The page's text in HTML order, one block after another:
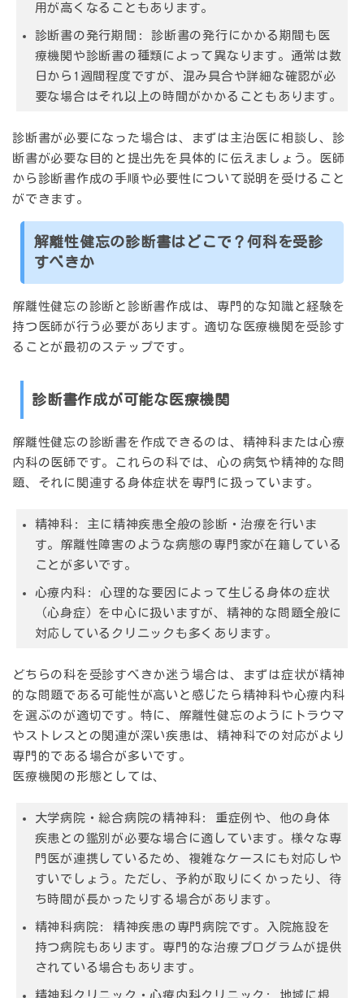
用が高くなることもあります。
診断書の発行期間:
診断書の発行にかかる期間も医
療機関や診断書の種類によって異なります。通常は数
日から1週間程度ですが、混み具合や詳細な確認が必
要な場合はそれ以上の時間がかかることもあります。
診断書が必要になった場合は、まずは主治医に相談し、診
断書が必要な目的と提出先を具体的に伝えましょう。医師
から診断書作成の手順や必要性について説明を受けること
ができます。
解離性健忘の診断書はどこで？何科を受診
すべきか
解離性健忘の診断と診断書作成は、専門的な知識と経験を
持つ医師が行う必要があります。適切な医療機関を受診す
ることが最初のステップです。
診断書作成が可能な医療機関
解離性健忘の診断書を作成できるのは、 精神科または心療
内科の医師です。これらの科では、心の病気や精神的な問
題、それに関連する身体症状を専門に扱っています。
精神科:
主に精神疾患全般の診断・治療を行いま
す。解離性障害のような病態の専門家が在籍している
ことが多いです。
心療内科:
心理的な要因によって生じる身体の症状
（心身症）を中心に扱いますが、精神的な問題全般に
対応しているクリニックも多くあります。
どちらの科を受診すべきか迷う場合は、まずは症状が精神
的な問題である可能性が高いと感じたら精神科や心療内科
を選ぶのが適切です。特に、解離性健忘のようにトラウマ
やストレスとの関連が深い疾患は、精神科での対応がより
専門的である場合が多いです。
医療機関の形態としては、
大学病院・総合病院の精神科:
重症例や、他の身体
疾患との鑑別が必要な場合に適しています。様々な専
門医が連携しているため、複雑なケースにも対応しや
すいでしょう。ただし、予約が取りにくかったり、待
ち時間が長かったりする場合があります。
精神科病院:
精神疾患の専門病院です。入院施設を
持つ病院もあります。専門的な治療プログラムが提供
されている場合もあります。
精神科クリニック・心療内科クリニック: 地域に根